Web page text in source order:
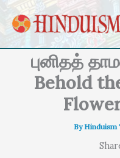
Skip to content
புனிதத்
Behold
ByHinduism